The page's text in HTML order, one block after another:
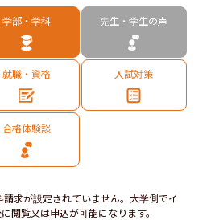
学部・学科 先生・学生の声
就職・資格 入試対策
合格体験談
求が設定されていません。大学側でイ
閲覧又は申込が可能になります。